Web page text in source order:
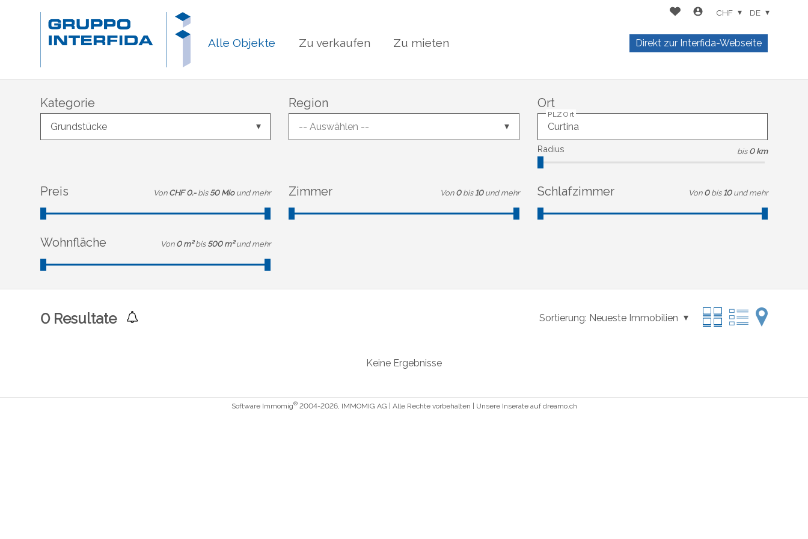
Alle Objekte Zu verkaufen Zu mieten
CHF DE
Direkt zur Interfida-Webseite
Kategorie
Grundstücke
Region
-- Auswählen --
Ort
PLZ Ort
Radius bis 0 km
Preis Von CHF 0.- bis 50 Mio und mehr Zimmer Von 0 bis 10 und mehr Schlafzimmer Von 0 bis 10 und mehr
Wohnfläche Von 0 m² bis 500 m² und mehr
0Resultate Sortierung: Neueste Immobilien
Keine Ergebnisse
Software Immomig®2004-2026, IMMOMIG AG | Alle Rechte vorbehalten | Unsere Inserate auf dreamo.ch